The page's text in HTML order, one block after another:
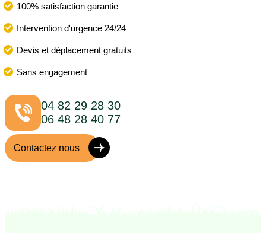
100% satisfaction garantie
Intervention d'urgence 24/24
Devis et déplacement gratuits
Sans engagement
04 82 29 28 30
06 48 28 40 77
Contactez nous